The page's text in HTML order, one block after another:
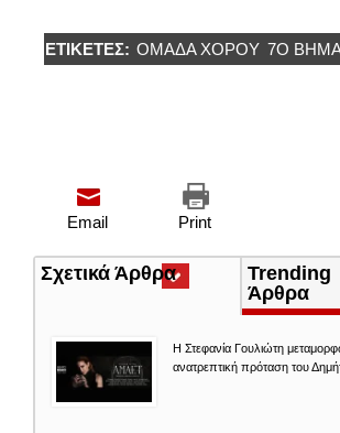
ΕΤΙΚΈΤΕΣ: ΟΜΑΔΑ ΧΟΡΟΥ 7Ο
Print
Email
Σχετικά Άρθρα(ενεργή
καρτέλα)
Trending
Άρθρα
Η Στεφανία Γουλιώτη
ανατρεπτική πρόταση του